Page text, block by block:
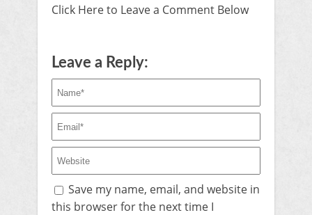
Click Here to Leave a Comment Below
Leave a Reply:
Save my name, email, and website in
this browser for the next time I